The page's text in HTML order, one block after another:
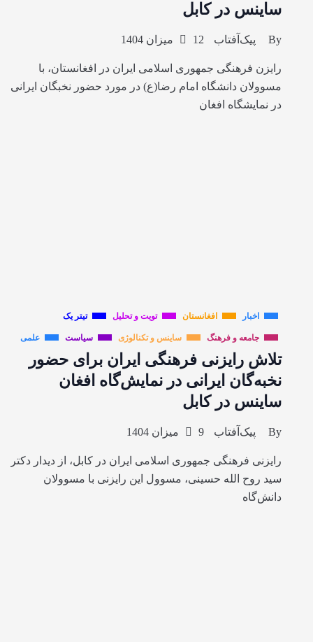
ساینس در کابل
By پیک‌آفتاب 12 میزان 1404
رایزن فرهنگی جمهوری اسلامی ایران در افغانستان، با
مسوولان دانشگاه امام رضا(ع) در مورد حضور نخبگان ایرانی
در نمایشگاه افغان
اخبار افغانستان تویت و تحلیل تیتر یک
جامعه و فرهنگ ساینس و تکنالوژی سیاست علمی
تلاش رایزنی فرهنگی ایران برای حضور
نخبه‌گان ایرانی در نمایش‌گاه افغان
ساینس در کابل
By پیک‌آفتاب 9 میزان 1404
رایزنی فرهنگی جمهوری اسلامی ایران در کابل، از دیدار دکتر
سید روح الله حسینی، مسوول این رایزنی با مسوولان
دانش‌گاه